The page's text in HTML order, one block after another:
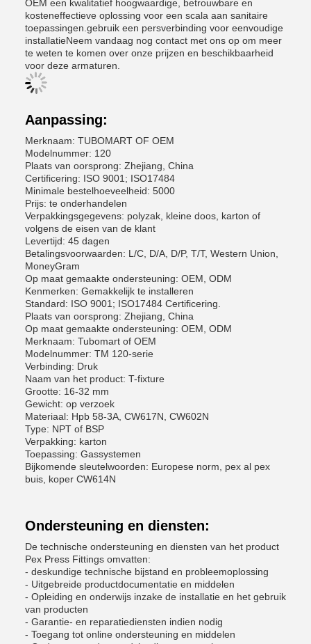
OEM een kwalitatief hoogwaardige, betrouwbare en
kosteneffectieve oplossing voor een scala aan sanitaire
toepassingen.gebruik een persverbinding voor eenvoudige
installatieNeem vandaag nog contact met ons op om meer
te weten te komen over onze prijzen en beschikbaarheid
voor deze armaturen.
Aanpassing:
Merknaam: TUBOMART OF OEM
Modelnummer: 120
Plaats van oorsprong: Zhejiang, China
Certificering: ISO 9001; ISO17484
Minimale bestelhoeveelheid: 5000
Prijs: te onderhandelen
Verpakkingsgegevens: polyzak, kleine doos, karton of
volgens de eisen van de klant
Levertijd: 45 dagen
Betalingsvoorwaarden: L/C, D/A, D/P, T/T, Western Union,
MoneyGram
Op maat gemaakte ondersteuning: OEM, ODM
Kenmerken: Gemakkelijk te installeren
Standard: ISO 9001; ISO17484 Certificering.
Plaats van oorsprong: Zhejiang, China
Op maat gemaakte ondersteuning: OEM, ODM
Merknaam: Tubomart of OEM
Modelnummer: TM 120-serie
Verbinding: Druk
Naam van het product: T-fixture
Grootte: 16-32 mm
Gewicht: op verzoek
Materiaal: Hpb 58-3A, CW617N, CW602N
Type: NPT of BSP
Verpakking: karton
Toepassing: Gassystemen
Bijkomende sleutelwoorden: Europese norm, pex al pex
buis, koper CW614N
Ondersteuning en diensten:
De technische ondersteuning en diensten van het product
Pex Press Fittings omvatten:
- deskundige technische bijstand en probleemoplossing
- Uitgebreide productdocumentatie en middelen
- Opleiding en onderwijs inzake de installatie en het gebruik
van producten
- Garantie- en reparatiediensten indien nodig
- Toegang tot online ondersteuning en middelen